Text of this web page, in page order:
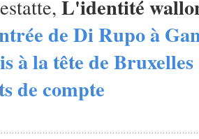
L'identité
de Di Rupo à
à la tête de Bruxelles
de compte